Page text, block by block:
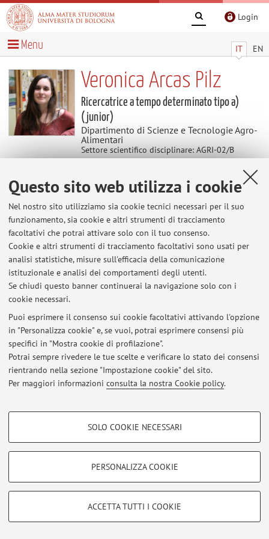
Questo sito web utilizza i cookie
Nel nostro sito utilizziamo sia cookie tecnici necessari per il suo
funzionamento, sia cookie e altri strumenti di tracciamento
facoltativi che potrai attivare solo con il tuo consenso.
Cookie e altri strumenti di tracciamento facoltativi sono usati per
analisi statistiche, misure sull'efficacia della comunicazione
istituzionale e analisi dei comportamenti degli utenti.
Se chiudi questo banner continuerai la navigazione solo con i
cookie necessari.
Puoi esprimere il consenso sui cookie facoltativi attivando l'opzione
in "Personalizza cookie" e, se vuoi, potrai esprimere consensi più
specifici in "Mostra cookie di profilazione".
Potrai sempre rivedere le tue scelte e verificare lo stato dei consensi
rientrando nella sezione "Impostazione cookie" del sito.
Per maggiori informazioni consulta la nostra Cookie policy.
COOKIE DI PROFILAZIONE - FACOLTATIVI
COOKIE TECNICI - NECESSARI
Si tratta di cookie tecnici utilizzati, a titolo esemplificativo, per il corretto
SOLO COOKIE NECESSARI
PERSONALIZZA COOKIE
ACCETTA TUTTI I COOKIE
Login
IT EN
Menu
Veronica Arcas Pilz
Ricercatrice a tempo determinato tipo a)
(junior)
Dipartimento di Scienze e Tecnologie Agro-
Alimentari
Settore scientifico disciplinare: AGRI-02/B
Orticoltura e floricoltura
Avvisi
Al momento non sono presenti avvisi.
Area riservata
Accedi tramiteloginper gestire tutti i contenuti del sito.
© 2026 - ALMA MATER STUDIORUM - Università di Bologna - Via
Zamboni, 33 - 40126 Bologna - Partita IVA: 01131710376
Privacy| Note legali| Impostazioni Cookie